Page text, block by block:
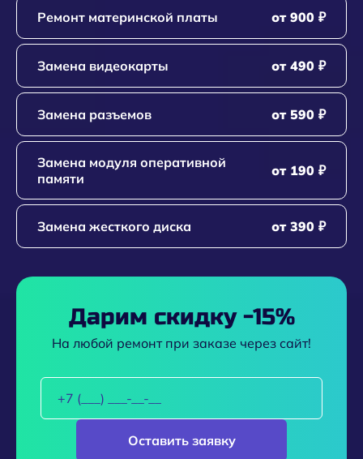
Ремонт материнской платы от 900 ₽
Замена видеокарты от 490 ₽
Замена разъемов от 590 ₽
Замена модуля оперативной
памяти
от 190 ₽
Замена жесткого диска от 390 ₽
Дарим скидку -15%
На любой ремонт при заказе через сайт!
Оставить заявку